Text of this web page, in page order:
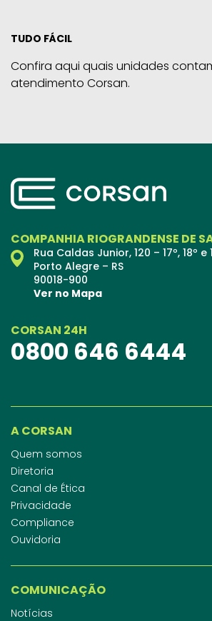
TUDO FÁCIL
Confira aqui quais unidades
atendimento Corsan.
COMPANHIA RIOGRANDENSE DE
Rua Caldas Junior, 120 – 17º, 18º
Porto Alegre – RS
90018-900
Ver no Mapa
CORSAN 24H
0800 646 6444
A CORSAN
Quem somos
Diretoria
Canal de Ética
Privacidade
Compliance
Ouvidoria
COMUNICAÇÃO
Notícias